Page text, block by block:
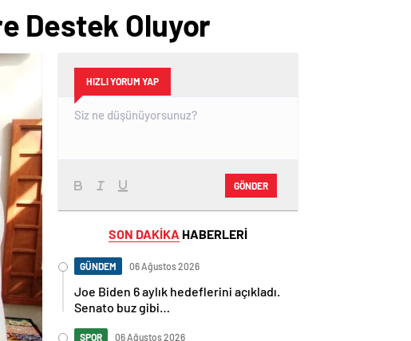
Destek Oluyor
HIZLI YORUM YAP
GÖNDER
SON DAKİKA HABERLERİ
GÜNDEM 06 Ağustos 2026
Joe Biden 6 aylık hedeflerini açıkladı.
Senato buz gibi…
SPOR 06 Ağustos 2026